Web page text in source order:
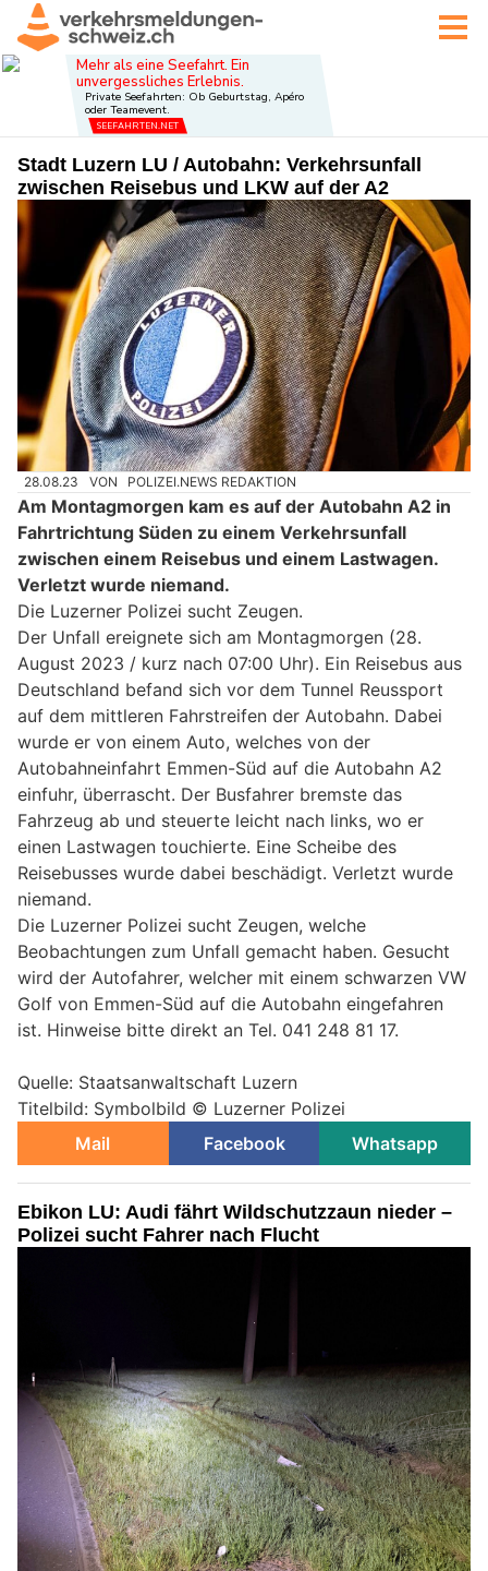
Stadt Luzern LU / Autobahn: Verkehrsunfall
zwischen Reisebus und LKW auf der A2
28.08.23 VON POLIZEI.NEWS REDAKTION
Am Montagmorgen kam es auf der Autobahn A2 in
Fahrtrichtung Süden zu einem Verkehrsunfall
zwischen einem Reisebus und einem Lastwagen.
Verletzt wurde niemand.
Die Luzerner Polizei sucht Zeugen.
Der Unfall ereignete sich am Montagmorgen (28.
August 2023 / kurz nach 07:00 Uhr). Ein Reisebus aus
Deutschland befand sich vor dem Tunnel Reussport
auf dem mittleren Fahrstreifen der Autobahn. Dabei
wurde er von einem Auto, welches von der
Autobahneinfahrt Emmen-Süd auf die Autobahn A2
einfuhr, überrascht. Der Busfahrer bremste das
Fahrzeug ab und steuerte leicht nach links, wo er
einen Lastwagen touchierte. Eine Scheibe des
Reisebusses wurde dabei beschädigt. Verletzt wurde
niemand.
Die Luzerner Polizei sucht Zeugen, welche
Beobachtungen zum Unfall gemacht haben. Gesucht
wird der Autofahrer, welcher mit einem schwarzen VW
Golf von Emmen-Süd auf die Autobahn eingefahren
ist. Hinweise bitte direkt an Tel. 041 248 81 17.
Quelle: Staatsanwaltschaft Luzern
Titelbild: Symbolbild © Luzerner Polizei
Mail
Facebook Whatsapp
Ebikon LU: Audi fährt Wildschutzzaun nieder –
Polizei sucht Fahrer nach Flucht